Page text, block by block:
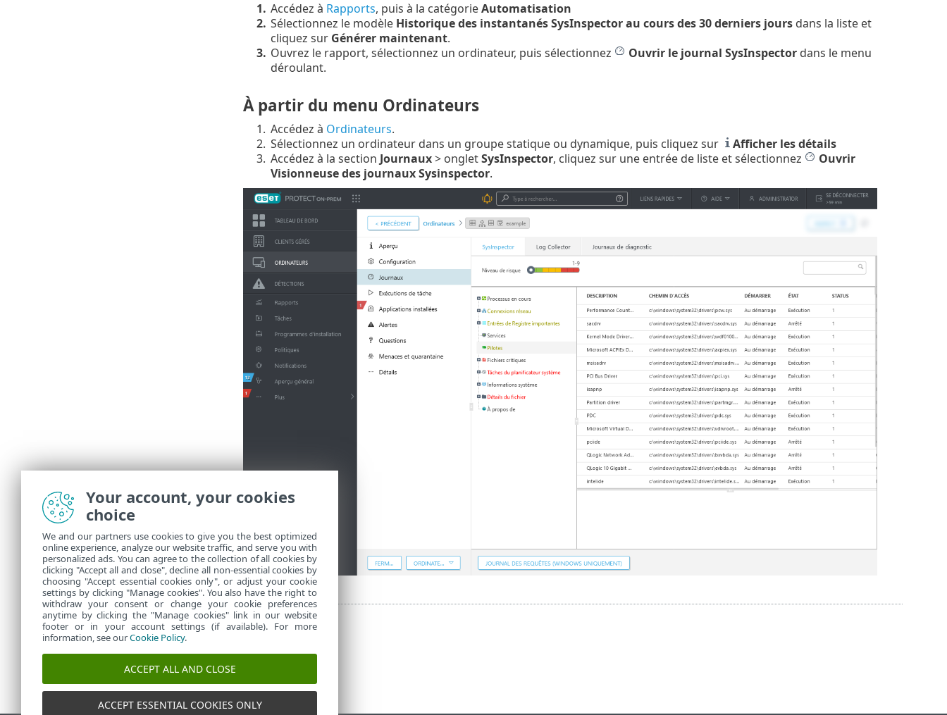
1. Accédez à Rapports, puis à la catégorieAutomatisation
2. Sélectionnez le modèle Historique des instantanés SysInspector au cours des 30 derniers jours dans la liste et
cliquez sur Générer maintenant.
3. Ouvrez le rapport, sélectionnez un ordinateur, puis sélectionnez Ouvrir le journal SysInspectordans le menu
déroulant.
À partir du menu Ordinateurs
1. Accédez à Ordinateurs.
2. Sélectionnez un ordinateur dans un groupe statique ou dynamique, puis cliquez sur
Afficher les détails
3. Accédez à la section Journaux> ongletSysInspector, cliquez sur une entrée de liste et sélectionnez
Ouvrir
Visionneuse des journaux Sysinspector.
Your account, your cookies
choice
We and our partners use cookies to give you the best optimized
online experience, analyze our website traffic, and serve you with
personalized ads. You can agree to the collection of all cookies by
clicking "Accept all and close", decline all non-essential cookies by
choosing "Accept essential cookies only", or adjust your cookie
settings by clicking "Manage cookies". You also have the right to
withdraw your consent or change your cookie preferences
anytime by clicking the "Manage cookies" link in our website
footer or in your account settings (if available). For more
information, see ourCookie Policy.
ACCEPT ALL AND CLOSE
ACCEPT ESSENTIAL COOKIES ONLY